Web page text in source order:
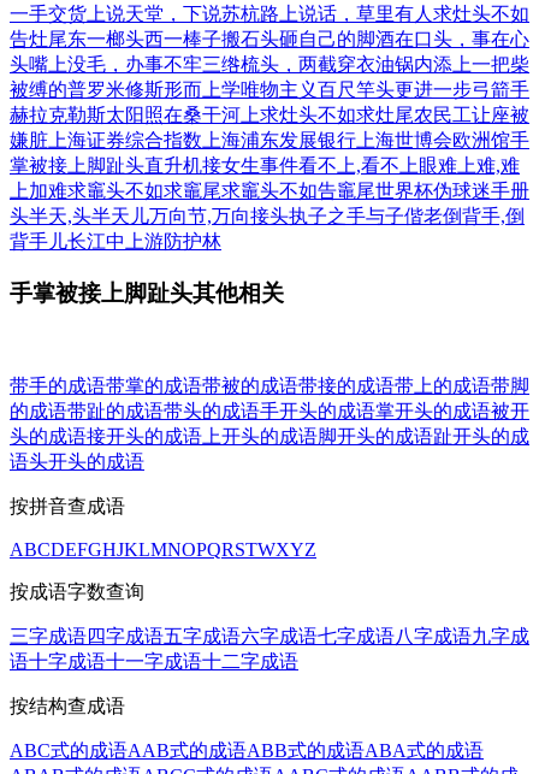
一手交货 上说天堂，下说苏杭路上说话，草里有人 求灶头不如
告灶尾东一榔头西一棒子搬石头砸自己的脚酒在口头，事在心
头嘴上没毛，办事不牢三绺梳头，两截穿衣油锅内添上一把柴
被缚的普罗米修斯形而上学唯物主义百尺竿头更进一步弓箭手
赫拉克勒斯太阳照在桑干河上求灶头不如求灶尾农民工让座被
嫌脏 上海证券综合指数 上海浦东发展银行 上海世博会欧洲馆手
掌被接上脚趾头直升机接女生事件看不上,看不上眼难上难,难
上加难求竈头不如求竈尾求竈头不如告竈尾世界杯伪球迷手册
头半天,头半天儿万向节,万向接头执子之手与子偕老倒背手,倒
背手儿长江中上游防护林
手掌被接上脚趾头其他相关
带手的成语带掌的成语带被的成语带接的成语带上的成语带脚
的成语带趾的成语带头的成语手开头的成语掌开头的成语被开
头的成语接开头的成语 上开头的成语脚开头的成语趾开头的成
语头开头的成语
按拼音查成语
ABCDEFGHJKLMNOPQRSTWXYZ
按成语字数查询
三字成语四字成语五字成语六字成语七字成语八字成语九字成
语十字成语十一字成语十二字成语
按结构查成语
ABC式的成语AAB式的成语ABB式的成语ABA式的成语